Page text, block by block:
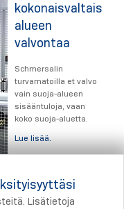
alueen
valvontaa
Schmersalin
turvamatoilla et valvo
vain suoja-alueen
sisääntuloja, vaan
koko suoja-aluetta.
Lue lisää.
Lisätietoja